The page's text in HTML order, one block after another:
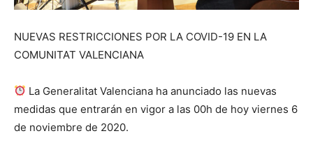
NUEVAS RESTRICCIONES POR LA COVID-19 EN LA
COMUNITAT VALENCIANA
La Generalitat Valenciana ha anunciado las nuevas
medidas que entrarán en vigor a las 00h de hoy viernes 6
de noviembre de 2020.